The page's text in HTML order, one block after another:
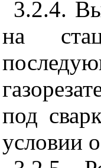
3.2.4.
на
под
условии